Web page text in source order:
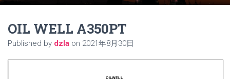
OIL WELL A350PT
Published by dzla on 2021年8月30日